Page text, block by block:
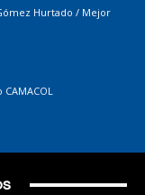
Hurtado / Mejor